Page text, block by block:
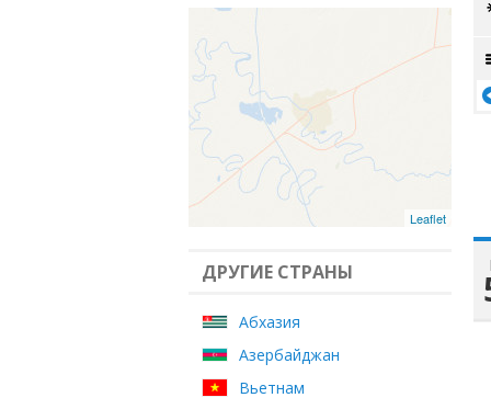
Leaflet
ДРУГИЕ СТРАНЫ
Абхазия
Азербайджан
Вьетнам